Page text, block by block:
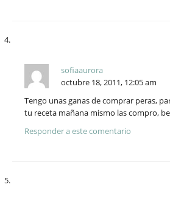
sofiaaurora
octubre 18, 2011, 12:05 am
Tengo unas ganas de comprar peras,
tu receta mañana mismo las compro,
Responder a este comentario